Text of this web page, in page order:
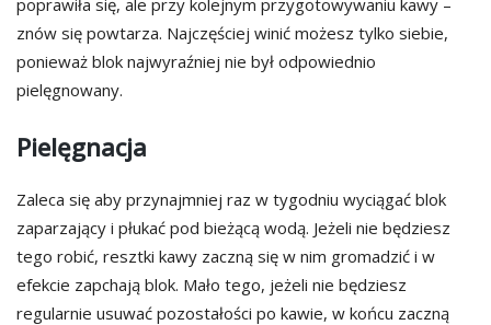
znów się powtarza. Najczęściej winić możesz tylko siebie,
ponieważ blok najwyraźniej nie był odpowiednio
pielęgnowany.
Pielęgnacja
Zaleca się aby przynajmniej raz w tygodniu wyciągać blok
zaparzający i płukać pod bieżącą wodą. Jeżeli nie będziesz
tego robić, resztki kawy zaczną się w nim gromadzić i w
efekcie zapchają blok. Mało tego, jeżeli nie będziesz
regularnie usuwać pozostałości po kawie, w końcu zaczną